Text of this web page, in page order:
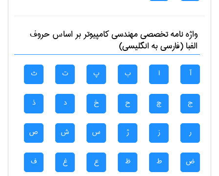
واژه نامه تخصصیمهندسی كامپيوتربر اساس حروف
الفبا (فارسی به انگلیسی)
آ ا ب پ ت ث
ج چ ح خ د ذ
ر ز ژ س ش ص
ض ط ظ ع غ ف